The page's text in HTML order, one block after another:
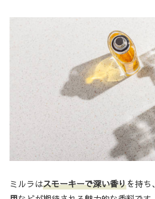
ミルラはスモーキーで深い香りを持ち、